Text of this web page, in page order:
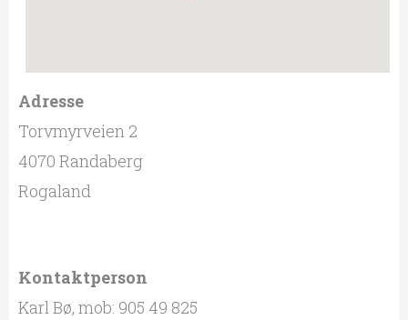
Adresse
Torvmyrveien 2
4070 Randaberg
Rogaland
Kontaktperson
Karl Bø, mob: 905 49 825